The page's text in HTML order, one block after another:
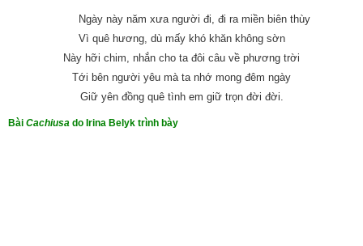
Ngày này năm xưa người đi, đi ra miền biên thùy
Vì quê hương, dù mấy khó khăn không sờn
Này hỡi chim, nhắn cho ta đôi câu về phương trời
Tới bên người yêu mà ta nhớ mong đêm ngày
Giữ yên đồng quê tình em giữ trọn đời đời.
Bài Cachiusa do Irina Belyk trình bày